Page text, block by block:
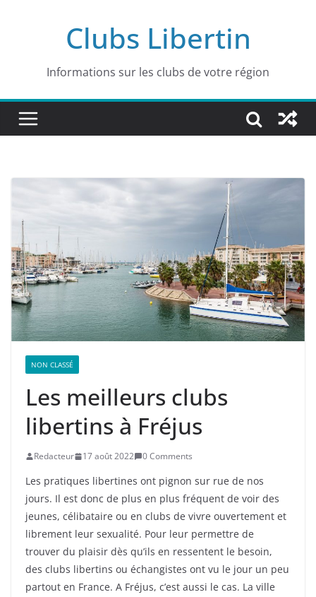
Clubs Libertin
Informations sur les clubs de votre région
NON CLASSÉ
Les meilleurs clubs
libertins à Fréjus
Redacteur 17 août 2022 0 Comments
Les pratiques libertines ont pignon sur rue de nos
jours. Il est donc de plus en plus fréquent de voir des
jeunes, célibataire ou en clubs de vivre ouvertement et
librement leur sexualité. Pour leur permettre de
trouver du plaisir dès qu’ils en ressentent le besoin,
des clubs libertins ou échangistes ont vu le jour un peu
partout en France. A Fréjus, c’est aussi le cas. La ville